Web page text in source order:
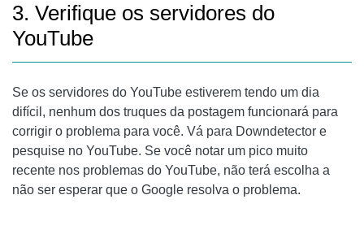
3. Verifique os servidores do
YouTube
Se os servidores do YouTube estiverem tendo um dia
difícil, nenhum dos truques da postagem funcionará para
corrigir o problema para você. Vá para Downdetector e
pesquise no YouTube. Se você notar um pico muito
recente nos problemas do YouTube, não terá escolha a
não ser esperar que o Google resolva o problema.